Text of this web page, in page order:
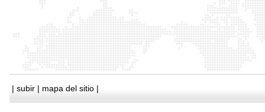
| subir | mapa del sitio |